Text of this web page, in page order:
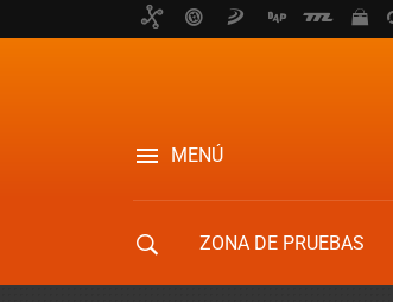
MENÚ
ZONA DE PRUEBAS